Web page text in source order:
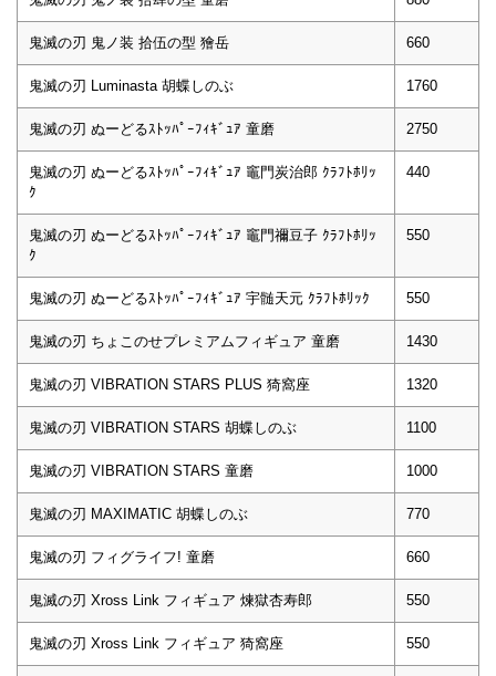
鬼滅の刃 鬼ノ装 拾伍の型 獪岳 660
鬼滅の刃 Luminasta 胡蝶しのぶ 1760
鬼滅の刃 ぬーどるｽﾄｯﾊﾟｰﾌｨｷﾞｭｱ 童磨 2750
鬼滅の刃 ぬーどるｽﾄｯﾊﾟｰﾌｨｷﾞｭｱ 竈門炭治郎 ｸﾗﾌﾄﾎﾘｯ
ｸ
440
鬼滅の刃 ぬーどるｽﾄｯﾊﾟｰﾌｨｷﾞｭｱ 竈門禰豆子 ｸﾗﾌﾄﾎﾘｯ
ｸ
550
鬼滅の刃 ぬーどるｽﾄｯﾊﾟｰﾌｨｷﾞｭｱ 宇髄天元 ｸﾗﾌﾄﾎﾘｯｸ 550
鬼滅の刃 ちょこのせプレミアムフィギュア 童磨 1430
鬼滅の刃 VIBRATION STARS PLUS 猗窩座 1320
鬼滅の刃 VIBRATION STARS 胡蝶しのぶ 1100
鬼滅の刃 VIBRATION STARS 童磨 1000
鬼滅の刃 MAXIMATIC 胡蝶しのぶ 770
鬼滅の刃 フィグライフ! 童磨 660
鬼滅の刃 Xross Link フィギュア 煉獄杏寿郎 550
鬼滅の刃 Xross Link フィギュア 猗窩座 550